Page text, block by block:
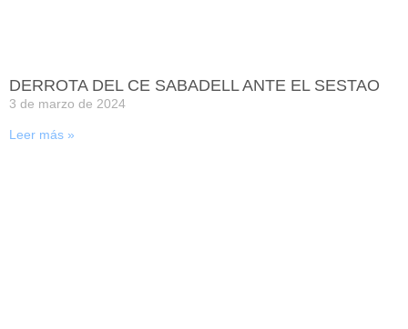
DERROTA DEL CE SABADELL ANTE EL SESTAO
3 de marzo de 2024
Leer más »